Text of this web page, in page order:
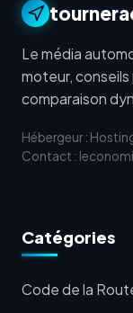
Le média
moteur,
comparaison
Hébergeur :
Contact :
Catégories
Code de la